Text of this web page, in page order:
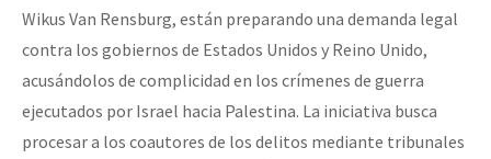
Wikus Van Rensburg, están preparando una demanda legal
contra los gobiernos de Estados Unidos y Reino Unido,
acusándolos de complicidad en los crímenes de guerra
ejecutados por Israel hacia Palestina. La iniciativa busca
procesar a los coautores de los delitos mediante tribunales